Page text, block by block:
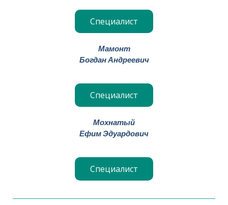
Специалист
Мамонт
Богдан Андреевич
Специалист
Мохнатый
Ефим Эдуардович
Специалист